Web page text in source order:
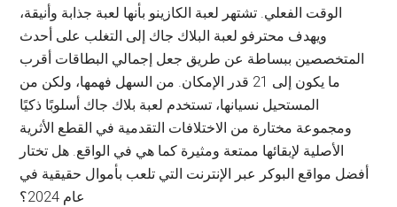
الوقت الفعلي. تشتهر لعبة الكازينو بأنها لعبة جذابة وأنيقة،
ويهدف محترفو لعبة البلاك جاك إلى التغلب على أحدث
المتخصصين ببساطة عن طريق جعل إجمالي البطاقات أقرب
ما يكون إلى 21 قدر الإمكان. من السهل فهمها، ولكن من
المستحيل نسيانها، تستخدم لعبة بلاك جاك أسلوبًا ذكيًا
ومجموعة مختارة من الاختلافات التقدمية في القطع الأثرية
الأصلية لإبقائها ممتعة ومثيرة كما هي في الواقع. هل تختار
أفضل مواقع البوكر عبر الإنترنت التي تلعب بأموال حقيقية في
عام 2024؟